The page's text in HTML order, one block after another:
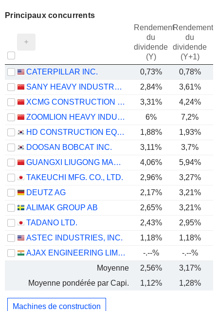
Principaux concurrents
Rendement
du
dividende
(Y)
Rendement
du
dividende
(Y+1)
CATERPILLAR INC. 0,73% 0,78%
SANY HEAVY INDUSTRY CO.,LTD
2,84% 3,61%
XCMG CONSTRUCTION MACHINERY CO., LTD.
3,31% 4,24%
ZOOMLION HEAVY INDUSTRY SCIENCE AND TECHNOLOGY CO., LTD.
6% 7,2%
HD CONSTRUCTION EQUIPMENT CO., LTD.
1,88% 1,93%
DOOSAN BOBCAT INC.
3,11% 3,7%
GUANGXI LIUGONG MACHINERY CO., LTD.
4,06%
5,94%
TAKEUCHI MFG. CO., LTD.
2,96% 3,27%
DEUTZ AG
2,17% 3,21%
ALIMAK GROUP AB
2,65% 3,21%
TADANO LTD.
2,43% 2,95%
ASTEC INDUSTRIES, INC.
1,18% 1,18%
AJAX ENGINEERING LIMITED
-.--%
-.--%
Moyenne
2,56% 3,17%
Moyenne pondérée par Capi.
1,12% 1,28%
Machines de construction